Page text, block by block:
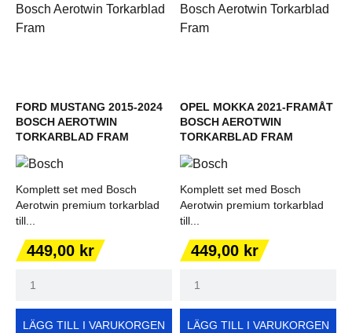
FORD MUSTANG 2015-2024
BOSCH AEROTWIN
TORKARBLAD FRAM
Komplett set med Bosch
Aerotwin premium torkarblad
till...
Pris
449,00 kr
LÄGG TILL I VARUKORGEN
OPEL MOKKA 2021-FRAMÅT
BOSCH AEROTWIN
TORKARBLAD FRAM
Komplett set med Bosch
Aerotwin premium torkarblad
till...
Pris
449,00 kr
LÄGG TILL I VARUKORGEN